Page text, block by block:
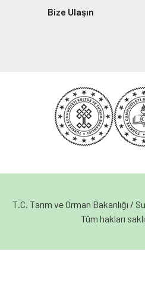
Bize Ulaşın
T.C. Tarım ve Orman Bakanlığı /
Tüm hakları